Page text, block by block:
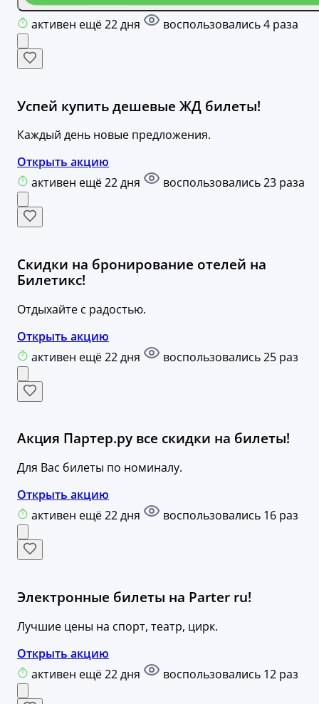
активен ещё 22 дня воспользовались 4 раза
Успей купить дешевые ЖД билеты!
Каждый день новые предложения.
Открыть акцию
активен ещё 22 дня
воспользовались 23 раза
Скидки на бронирование отелей на
Билетикс!
Отдыхайте с радостью.
Открыть акцию
активен ещё 22 дня
воспользовались 25 раз
Акция Партер.ру все скидки на билеты!
Для Вас билеты по номиналу.
Открыть акцию
активен ещё 22 дня
воспользовались 16 раз
Электронные билеты на Parter ru!
Лучшие цены на спорт, театр, цирк.
Открыть акцию
активен ещё 22 дня
воспользовались 12 раз